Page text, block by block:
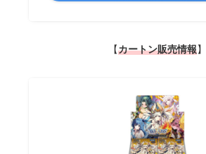
【カートン販売情報】